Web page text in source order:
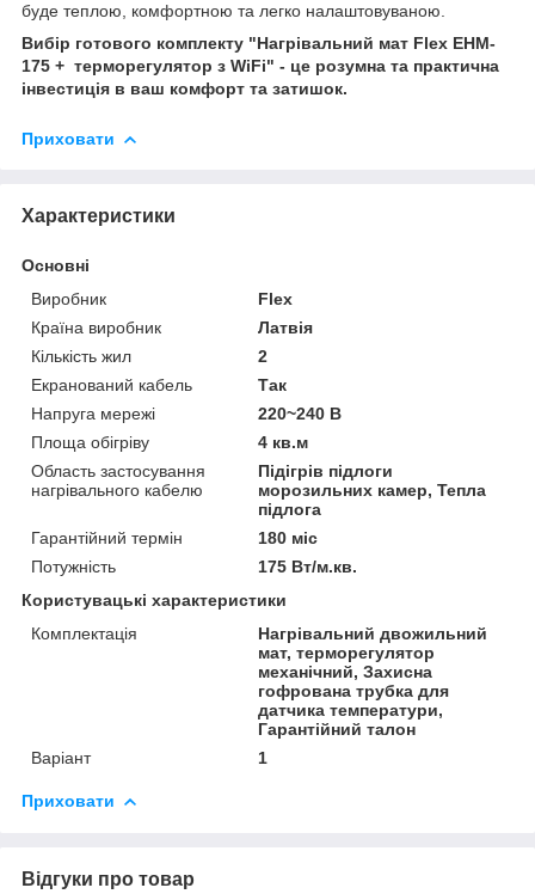
буде теплою, комфортною та легко налаштовуваною.
Вибір готового комплекту "Нагрівальний мат Flex EHM-
175 + терморегулятор з WiFi" - це розумна та практична
інвестиція в ваш комфорт та затишок.
Приховати
Характеристики
Основні
Виробник
Flex
Країна виробник
Латвія
Кількість жил
2
Екранований кабель
Так
Напруга мережі
220~240 В
Площа обігріву
4 кв.м
Область застосування
нагрівального кабелю
Підігрів підлоги
морозильних камер, Тепла
підлога
Гарантійний термін
180 міс
Потужність
175 Вт/м.кв.
Користувацькі характеристики
Комплектація
Нагрівальний двожильний
мат, терморегулятор
механічний, Захисна
гофрована трубка для
датчика температури,
Гарантійний талон
Варіант
1
Приховати
Відгуки про товар